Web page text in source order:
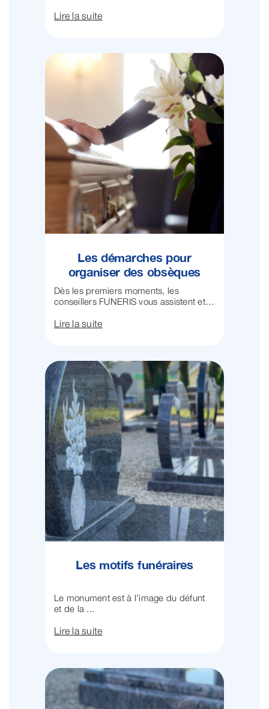
Lire la suite
Les démarches pour
organiser des obsèques
Dès les premiers moments, les
conseillers FUNERIS vous assistent et
Lire la suite
Les motifs funéraires
Le monument est à l’image du défunt
et de la ...
Lire la suite